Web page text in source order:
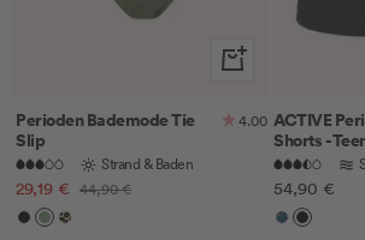
Schnellansicht
Perioden Bademode Tie
Slip
4.00
Strand & Baden
Angebotspreis
29,19 € Regulärer
44,90 €
BlackKhaki
Leo
ACTIVE
Shorts -
54,90 €
PatternSchwarz